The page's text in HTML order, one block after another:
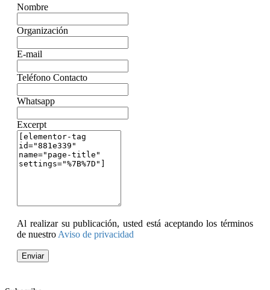
Nombre
Organización
E-mail
Teléfono Contacto
Whatsapp
Excerpt
Al realizar su publicación, usted está aceptando los términos
de nuestro Aviso de privacidad
Enviar